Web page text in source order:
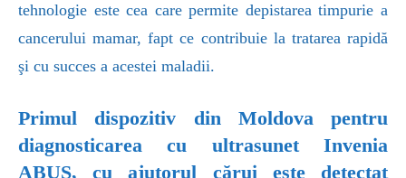
tehnologie este cea care permite depistarea timpurie a
cancerului mamar, fapt ce contribuie la tratarea rapidă
şi cu succes a acestei maladii.
Primul dispozitiv din Moldova pentru
diagnosticarea cu ultrasunet Invenia
ABUS, cu ajutorul cărui este detectat